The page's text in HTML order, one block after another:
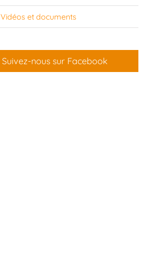
Vidéos et documents
Suivez-nous sur Facebook